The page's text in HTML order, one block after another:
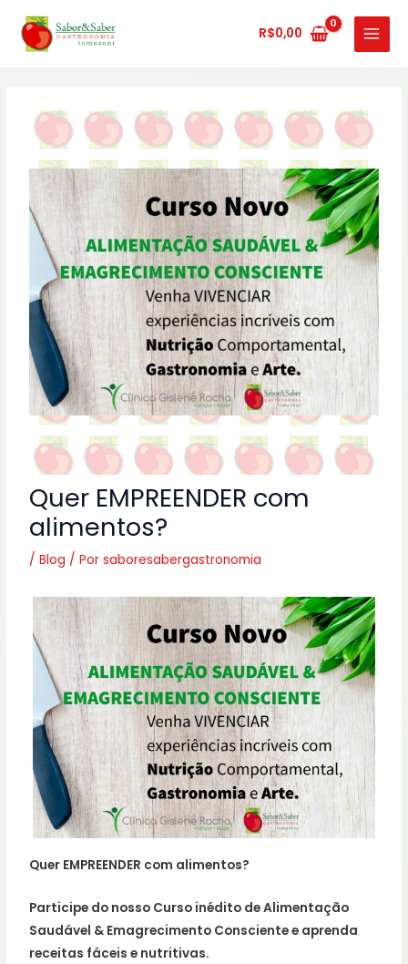
para
R$0,00
MAIN
MENU
Quer EMPREENDER com
alimentos?
/Blog / Porsaboresabergastronomia
Quer EMPREENDER com alimentos?
Participe do nosso Curso inédito de Alimentação
Saudável & Emagrecimento Consciente e aprenda
receitas fáceis e nutritivas.